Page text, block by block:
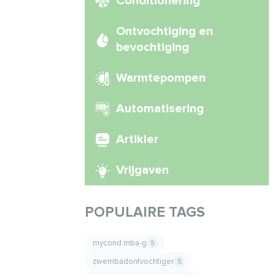
Ontvochtiging en
bevochtiging
Warmtepompen
Automatisering
Artikler
Vrijgaven
POPULAIRE TAGS
mycond mba-g 5
zwembadontvochtiger 5